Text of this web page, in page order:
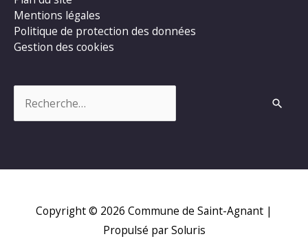
Mentions légales
Politique de protection des données
Gestion des cookies
Copyright © 2026 Commune de Saint-Agnant |
Propulsé par Soluris